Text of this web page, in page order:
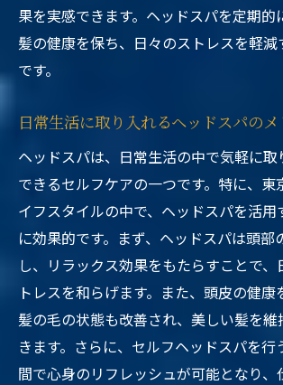
果を実感できます。ヘッドスパを定期的
髪の健康を保ち、日々のストレスを軽
です。
日常生活に取り入れるヘッドスパのメ
ヘッドスパは、日常生活の中で気軽に
できるセルフケアの一つです。特に、東
イフスタイルの中で、ヘッドスパを活用
に効果的です。まず、ヘッドスパは頭部
し、リラックス効果をもたらすことで、
トレスを和らげます。また、頭皮の健康
髪の毛の状態も改善され、美しい髪を
きます。さらに、セルフヘッドスパを行
間で心身のリフレッシュが可能となり、